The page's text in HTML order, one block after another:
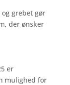
grebet gør
der ønsker
er
mulighed for